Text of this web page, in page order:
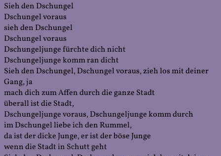
Sieh den Dschungel
Dschungel voraus
sieh den Dschungel
Dschungel voraus
Dschungeljunge fürchte dich nicht
Dschungeljunge komm ran dicht
Sieh den Dschungel, Dschungel voraus, zieh los mit deiner
Gang, ja
mach dich zum Affen durch die ganze Stadt
überall ist die Stadt,
Dschungeljunge voraus, Dschungeljunge komm durch
im Dschungel liebe ich den Rummel,
da ist der dicke Junge, er ist der böse Junge
wenn die Stadt in Schutt geht